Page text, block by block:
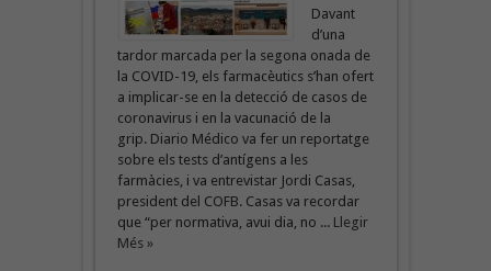
Davant
d’una
tardor marcada per la segona onada de
la COVID-19, els farmacèutics s’han ofert
a implicar-se en la detecció de casos de
coronavirus i en la vacunació de la
grip. Diario Médico va fer un reportatge
sobre els tests d’antígens a les
farmàcies, i va entrevistar Jordi Casas,
president del COFB. Casas va recordar
que “per normativa, avui dia, no ... Llegir
Més »